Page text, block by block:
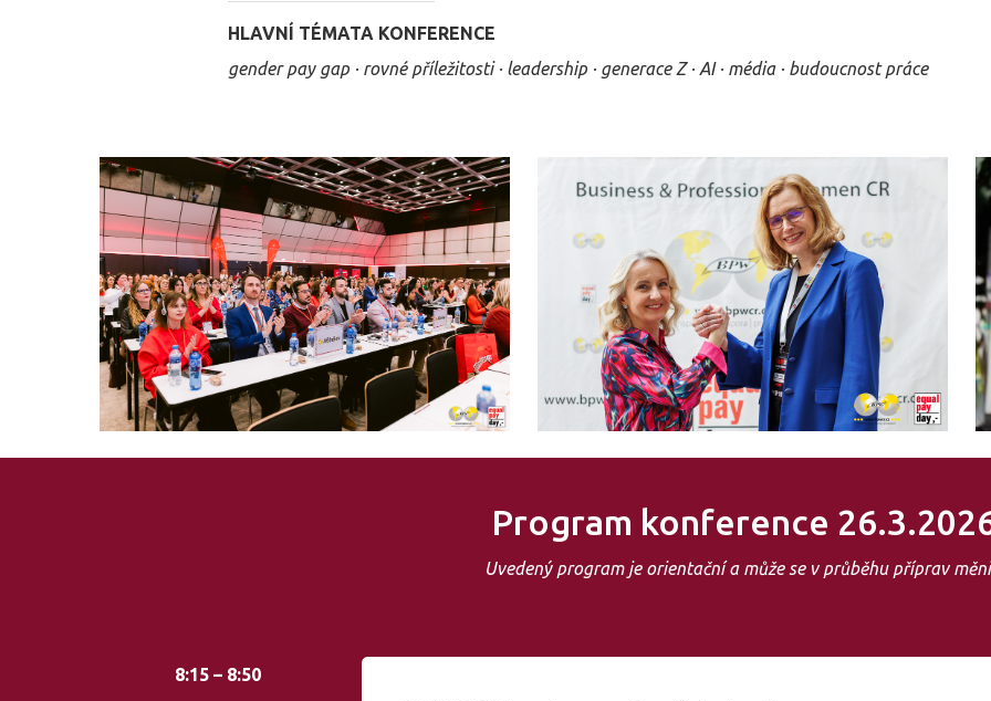
HLAVNÍ TÉMATA KONFERENCE
gender pay gap · rovné příležitosti · leadership · generace Z · AI · média · budoucnost práce
Program konference
Uvedený program je orientační a může se v průběhu příprav
8:15 – 8:50